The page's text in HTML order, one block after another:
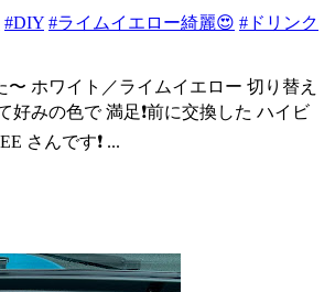
#DIY #ライムイエロー綺麗😍 #ドリンク
〜 ホワイト／ライムイエロー 切り替え
好みの色で 満足❗前に交換した ハイビ
さんです❗ ...